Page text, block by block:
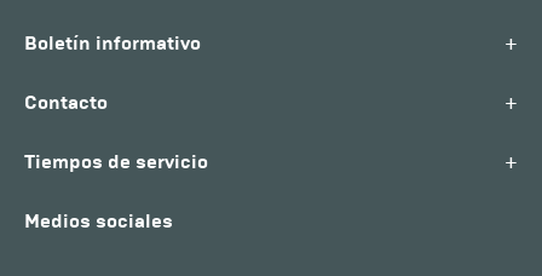
Boletín informativo +
Contacto +
Tiempos de servicio +
Medios sociales